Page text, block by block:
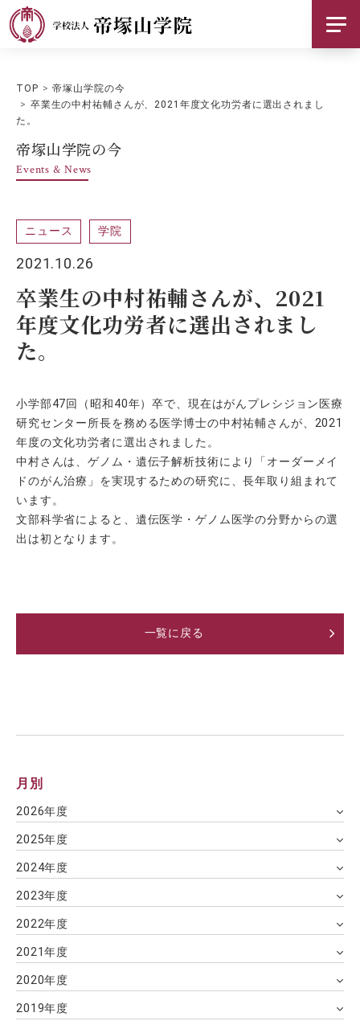
基本情報
採用情報
交通アクセス
お問い合わせ
SNS
アーカイブ
証明書発行
プライバシーポリシー
サイトポリシー
サイトマップ
TOP
帝塚山学院の今
卒業生の中村祐輔さんが、2021年度文化功労者に選出されまし
た。
帝塚山学院の今
Events & News
ニュース 学院
2021.10.26
卒業生の中村祐輔さんが、2021
年度文化功労者に選出されまし
た。
小学部47回（昭和40年）卒で、現在はがんプレシジョン医療
研究センター所長を務める医学博士の中村祐輔さんが、2021
年度の文化功労者に選出されました。
中村さんは、ゲノム・遺伝子解析技術により「オーダーメイ
ドのがん治療」を実現するための研究に、長年取り組まれて
います。
文部科学省によると、遺伝医学・ゲノム医学の分野からの選
出は初となります。
一覧に戻る
月別
2026年度
2025年度
2024年度
2023年度
2022年度
2021年度
2020年度
2019年度